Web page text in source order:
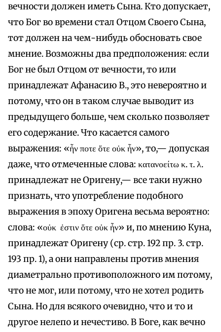
вечности должен иметь Сына. Кто допускает,
что Бог во времени стал Отцом Своего Сына,
тот должен на чем-нибудь обосновать свое
мнение. Возможны два предположения: если
Бог не был Отцом от вечности, то или
принадлежат Афанасию В., это невероятно и
потому, что он в таком случае выводит из
предыдущего больше, чем сколько позволяет
его содержание. Что касается самого
выражения: «ἦν ποτε ὅτε οὐκ ἦν», то,— допуская
даже, что отмеченные слова: κατανοείτω κ. τ. λ.
принадлежат не Оригену,— все таки нужно
признать, что употребление подобного
выражения в эпоху Оригена весьма вероятно:
слова: «οὐκ ἐστιν ὅτε οὐκ ἦν» и, по мнению Куна,
принадлежат Оригену (ср. стр. 192 пр. 3. стр.
193 пр. 1), а они направлены против мнения
диаметрально противоположного им потому,
что не мог, или потому, что не хотел родить
Сына. Но для всякого очевидно, что и то и
другое нелепо и нечестиво. В Боге, как вечно